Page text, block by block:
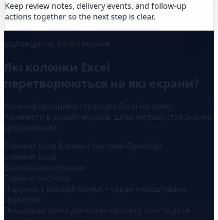
Keep review notes, delivery events, and follow-up
actions together so the next step is clear.
Відповідність Excel і екранів